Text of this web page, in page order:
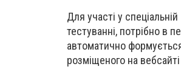
Для участі у
тестуванні, потрібно в
автоматично
розміщеного на